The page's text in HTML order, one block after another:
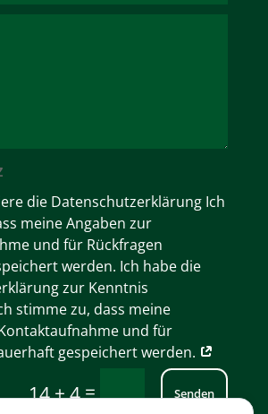
die Datenschutzerklärung Ich
meine Angaben zur
und für Rückfragen
werden. Ich habe die
zur Kenntnis
stimme zu, dass meine
und für
gespeichert werden.
14 + 4 = Senden